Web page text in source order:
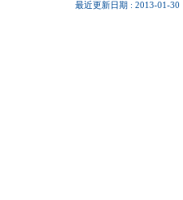
最近更新日期 : 2013-01-30